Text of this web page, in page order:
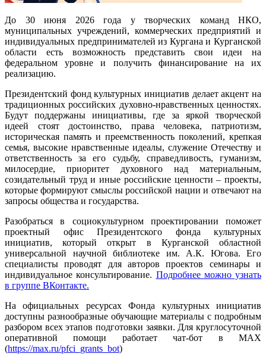
До 30 июня 2026 года у творческих команд НКО,
муниципальных учреждений, коммерческих предприятий и
индивидуальных предпринимателей из Кургана и Курганской
области есть возможность представить свои идеи на
федеральном уровне и получить финансирование на их
реализацию.
Президентский фонд культурных инициатив делает акцент на
традиционных российских духовно-нравственных ценностях.
Будут поддержаны инициативы, где за яркой творческой
идеей стоят достоинство, права человека, патриотизм,
историческая память и преемственность поколений, крепкая
семья, высокие нравственные идеалы, служение Отечеству и
ответственность за его судьбу, справедливость, гуманизм,
милосердие, приоритет духовного над материальным,
созидательный труд и иные российские ценности – проекты,
которые формируют смыслы российской нации и отвечают на
запросы общества и государства.
Разобраться в социокультурном проектировании поможет
проектный офис Президентского фонда культурных
инициатив, который открыт в Курганской областной
универсальной научной библиотеке им. А.К. Югова. Его
специалисты проводят для авторов проектов семинары и
индивидуальное консультирование. Подробнее можно узнать
в группе ВКонтакте.
На официальных ресурсах Фонда культурных инициатив
доступны разнообразные обучающие материалы с подробным
разбором всех этапов подготовки заявки. Для круглосуточной
оперативной помощи работает чат-бот в MAX
(https://max.ru/pfci_grants_bot)